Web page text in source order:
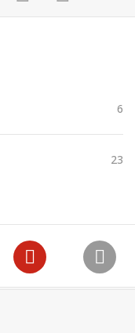
6
23